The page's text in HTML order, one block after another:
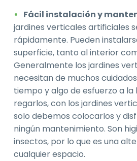
Fácil instalación y
jardines verticales artificiales
rápidamente. Pueden
superficie, tanto al interior
Generalmente los jardines
necesitan de muchos
tiempo y algo de esfuerzo a
regarlos, con los jardines
solo debemos colocarlos y
ningún mantenimiento. Son
insectos, por lo que es una
cualquier espacio.